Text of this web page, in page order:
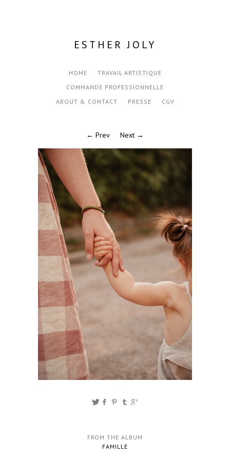
ESTHER JOLY
HOME
TRAVAIL ARTISTIQUE
COMMANDE PROFESSIONNELLE
ABOUT & CONTACT
PRESSE CGV
← Prev Next →
FROM THE ALBUM
FAMILLE